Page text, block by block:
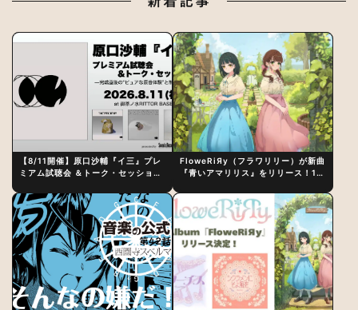
【8/11開催】原口沙輔『イ三』プレ
ミアム試聴会 ＆トーク・セッション
制作秘話
FloweRiЯy（フラワリリー）が新曲
『青いアマリリス』をリリース！1st